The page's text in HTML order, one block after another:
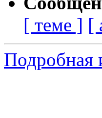
[ теме ] [
Подробная